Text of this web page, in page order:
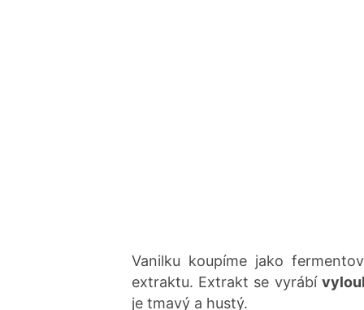
Vanilku koupíme jako
extraktu. Extrakt se vyrábí
je tmavý a hustý.